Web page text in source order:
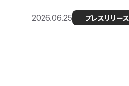
2026.06.25 プレスリリース